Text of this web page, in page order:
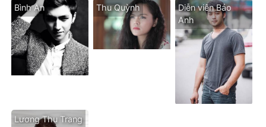
Bình An Thu Quỳnh
Diễn viên Bảo
Anh
Lương Thu Trang